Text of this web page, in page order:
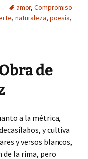
amor, Compromiso
, naturaleza, poesía,
de
a la métrica,
y cultiva
y versos blancos,
de la rima, pero